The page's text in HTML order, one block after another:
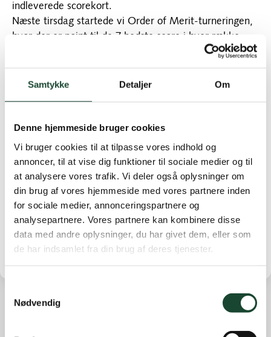
Samtykke Detaljer Om
Denne hjemmeside bruger cookies
Vi bruger cookies til at tilpasse vores indhold og
annoncer, til at vise dig funktioner til sociale medier og til
at analysere vores trafik. Vi deler også oplysninger om
din brug af vores hjemmeside med vores partnere inden
for sociale medier, annonceringspartnere og
analysepartnere. Vores partnere kan kombinere disse
data med andre oplysninger, du har givet dem, eller som
de har indsamlet fra din brug af deres tjenester.
Nødvendig
indleverede scorekort.
Næste tirsdag startede vi Order of Merit-turneringen,
hvor der er point til de 7 bedste score i hver række.
Näsberg, 32 p. Nr. 3 Lise Gulmann 31 p *
Lorenzen, 32 p. Nr. 3 Inga Munk-Andersen 29 p *
Egholm-Jensen, 34 p. Nr. 3 Sonja Martensen Larsen 33
p *
9-rækken: Nr. 1 Britt Roust Jæger, 16 p. Nr. 2 Annette
Fabrin, 12 p. Nr. 3 Jette Neubert, 10 p.*
* Laveste handicap